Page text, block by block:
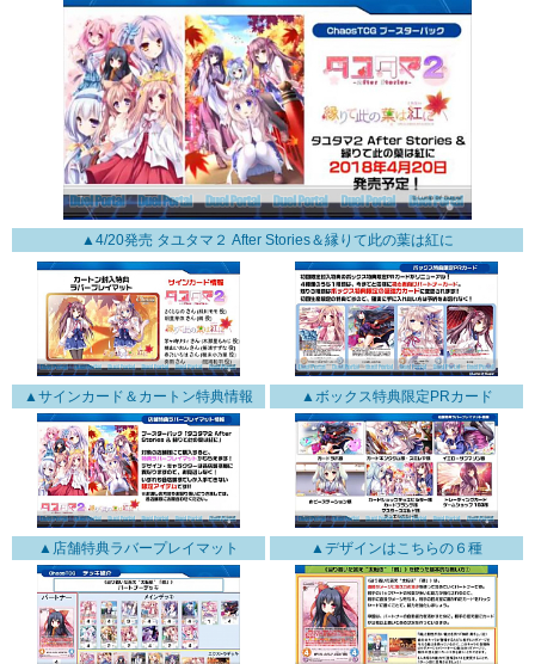
▲4/20発売 タユタマ２ After Stories＆縁りて此の葉は紅に
▲サインカード＆カートン特典情報 ▲ボックス特典限定PRカード
▲店舗特典ラバープレイマット ▲デザインはこちらの６種